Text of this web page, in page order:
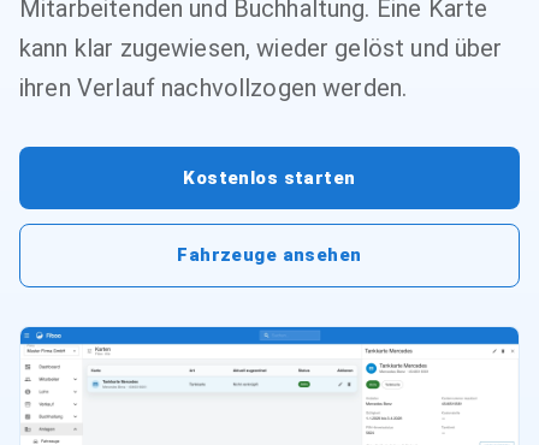
Mitarbeitenden und Buchhaltung. Eine Karte
kann klar zugewiesen, wieder gelöst und über
ihren Verlauf nachvollzogen werden.
Kostenlos starten
Fahrzeuge ansehen